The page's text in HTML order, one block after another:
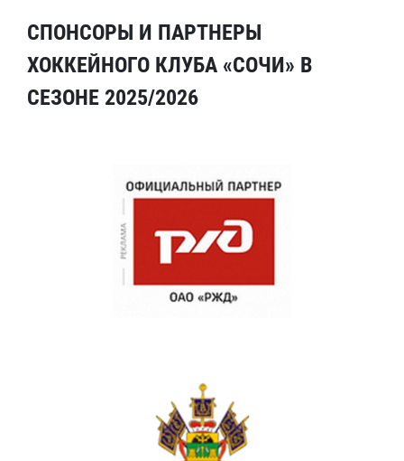
СПОНСОРЫ И ПАРТНЕРЫ
ХОККЕЙНОГО КЛУБА «СОЧИ» В
СЕЗОНЕ 2025/2026